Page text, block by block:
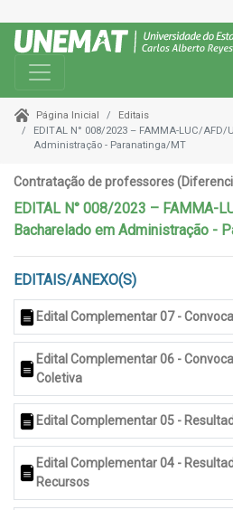
Toggle navigation
Página Inicial
Editais
EDITAL N° 008/2023 – FAMMA-LUC/AFD/
Administração - Paranatinga/MT
Contratação de professores
EDITAL N° 008/2023 – FAMMA-
Bacharelado em Administração -
EDITAIS/ANEXO(S)
Edital Complementar 07 -
Edital Complementar 06 -
Coletiva
Edital Complementar 05 -
Edital Complementar 04 -
Recursos